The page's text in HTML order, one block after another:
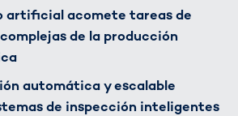
artificial acomete tareas de
de la producción
automática y escalable
de inspección inteligentes